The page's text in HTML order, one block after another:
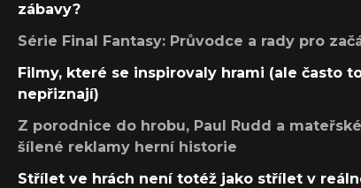
zábavy?
Série Final Fantasy: Průvodce a rady pro
Filmy, které se inspirovaly hrami (ale často
nepřiznají)
Z porodnice do hrobu, Paul Rudd a
šílené reklamy herní historie
Střílet ve hrách není totéž jako střílet v